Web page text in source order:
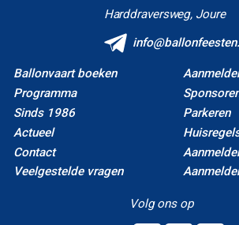
Harddraversweg, Joure
Ballonvaart boeken
Programma
Sinds 1986
Actueel
Contact
Veelgestelde vragen
Parkeren
Volg ons op